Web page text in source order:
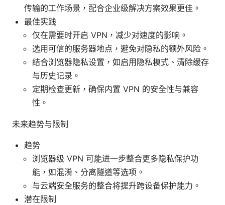
传输的工作场景，配合企业级解决方案效果更佳。
最佳实践
仅在需要时开启 VPN，减少对速度的影响。
选用可信的服务器地点，避免对隐私的额外风险。
结合浏览器隐私设置，如启用隐私模式、清除缓存
与历史记录。
定期检查更新，确保内置 VPN 的安全性与兼容
性。
未来趋势与限制
趋势
浏览器级 VPN 可能进一步整合更多隐私保护功
能，如混淆、分离隧道等选项。
与云端安全服务的整合将提升跨设备保护能力。
潜在限制